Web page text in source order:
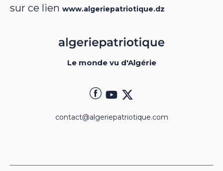
sur ce lien www.algeriepatriotique.dz
Le monde vu d'Algérie
contact@algeriepatriotique.com